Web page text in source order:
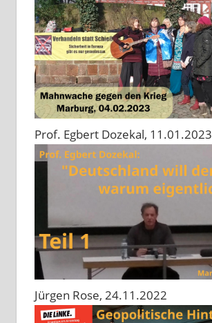
Prof. Egbert Dozekal, 11.01.2023
Jürgen Rose, 24.11.2022